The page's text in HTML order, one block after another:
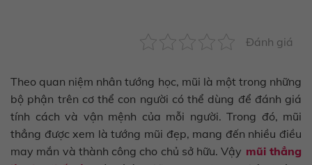
Đánh giá
Theo quan niệm nhân tướng học, mũi là một trong những
bộ phận trên cơ thể con người có thể dùng để đánh giá
tính cách và vận mệnh của mỗi người. Trong đó, mũi
thẳng được xem là tướng mũi đẹp, mang đến nhiều điều
may mắn và thành công cho chủ sở hữu. Vậy mũi thẳng